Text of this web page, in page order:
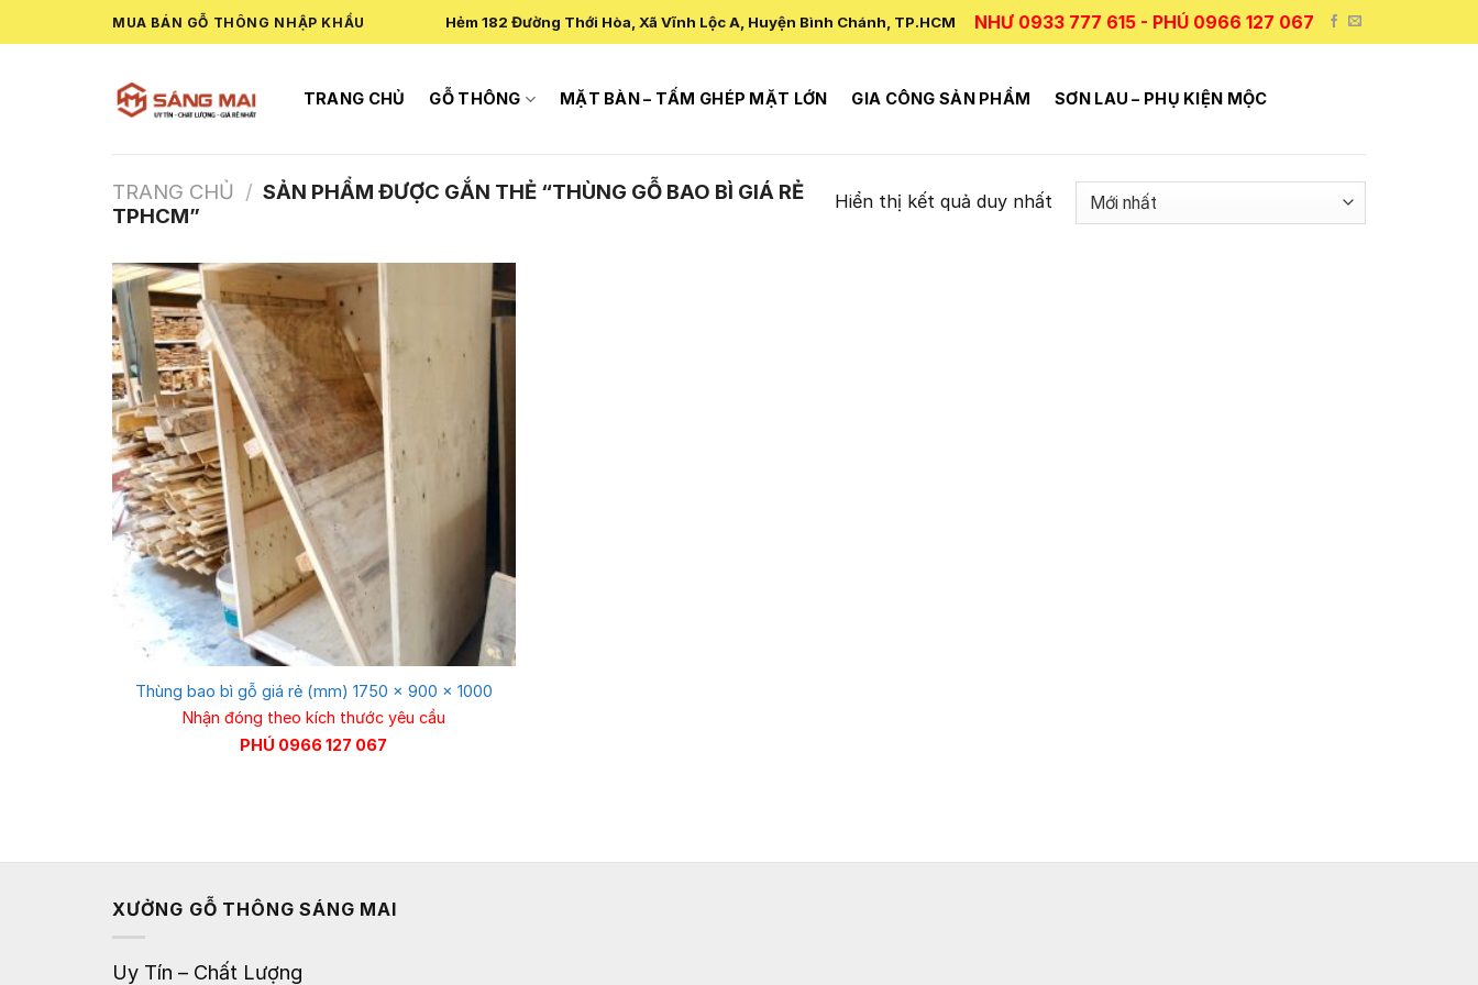
to
MUA BÁN GỖ THÔNG NHẬP KHẨU Hẻm 182 Đường Thới Hòa, Xã Vĩnh Lộc A, Huyện Bình Chánh, TP.HCM NHƯ 0933 777 615 - PHÚ 0966 127 067
TRANG CHỦ GỖ THÔNG MẶT BÀN – TẤM GHÉP MẶT LỚN GIA CÔNG SẢN PHẨM SƠN LAU – PHỤ KIỆN MỘC
TRANG CHỦ / SẢN PHẨM ĐƯỢC GẮN THẺ “THÙNG GỖ BAO BÌ GIÁ RẺ
TPHCM”
Hiển thị kết quả duy nhất
Thùng bao bì gỗ giá rẻ (mm) 1750 x 900 x 1000
Nhận đóng theo kích thước yêu cầu
PHÚ 0966 127 067
XƯỞNG GỖ THÔNG SÁNG MAI
Uy Tín – Chất Lượng